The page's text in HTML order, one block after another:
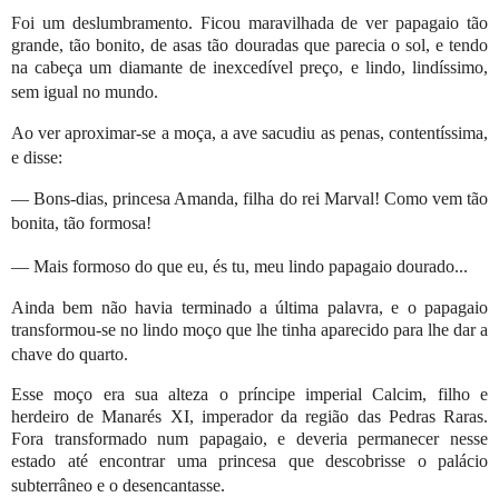
Foi um deslumbramento. Ficou maravilhada de ver papagaio tão
grande, tão bonito, de asas tão douradas que parecia o sol, e tendo
na cabeça um diamante de inexcedível preço, e lindo, lindíssimo,
sem igual no mundo.
Ao ver aproximar-se a moça, a ave sacudiu as penas, contentíssima,
e disse:
— Bons-dias, princesa Amanda, filha do rei Marval! Como vem tão
bonita, tão formosa!
— Mais formoso do que eu, és tu, meu lindo papagaio dourado...
Ainda bem não havia terminado a última palavra, e o papagaio
transformou-se no lindo moço que lhe tinha aparecido para lhe dar a
chave do quarto.
Esse moço era sua alteza o príncipe imperial Calcim, filho e
herdeiro de Manarés XI, imperador da região das Pedras Raras.
Fora transformado num papagaio, e deveria permanecer nesse
estado até encontrar uma princesa que descobrisse o palácio
subterrâneo e o desencantasse.